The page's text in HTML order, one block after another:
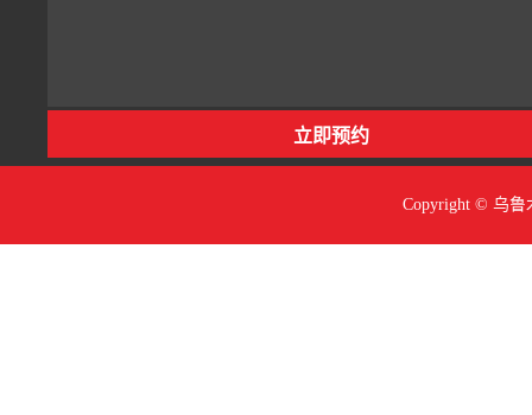
Copyright © 乌